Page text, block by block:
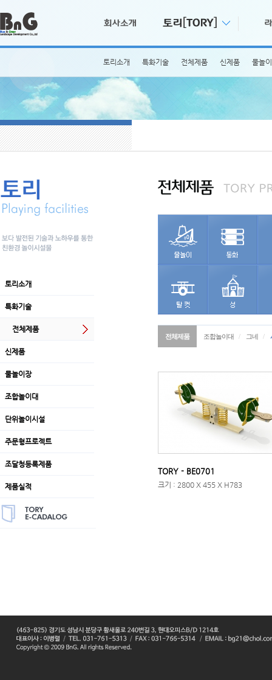
토리소개 특화기술 전체제품 신제품 물놀
토리소개
특화기술
전체제품
신제품
물놀이장
조합놀이대
단위놀이시설
주문형프로젝트
조달청등록제품
제품실적
전체제품 조합놀이대 / 그네 /
TORY - BE0701
크기 : 2800 X 455 X H783